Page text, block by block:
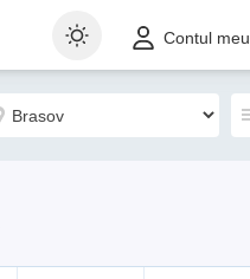
Contul meu
Sortează